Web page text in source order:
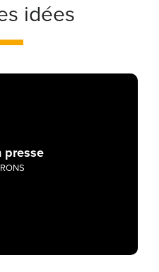
idées
presse